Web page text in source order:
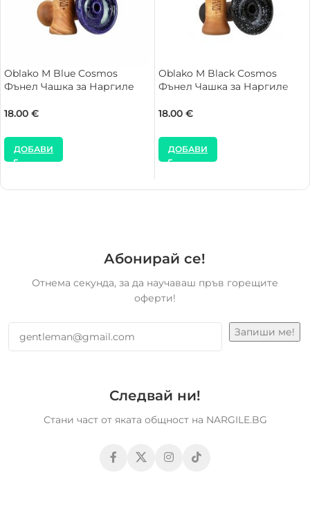
Oblako M Blue Cosmos
Фънел Чашка за Наргиле
18.00 €
ДОБАВИ
Oblako M Black Cosmos
Фънел Чашка за Наргиле
18.00 €
ДОБАВИ
Абонирай се!
Отнема секунда, за да научаваш пръв горещите
оферти!
Следвай ни!
Стани част от яката общност на NARGILE.BG